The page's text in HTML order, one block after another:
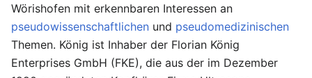
Wörishofen mit erkennbaren Interessen an
pseudowissenschaftlichen und pseudomedizinischen
Themen. König ist Inhaber der Florian König
Enterprises GmbH (FKE), die aus der im Dezember